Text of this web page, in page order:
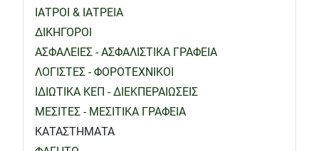
ΙΑΤΡΟΙ & ΙΑΤΡΕΙΑ
ΔΙΚΗΓΟΡΟΙ
ΑΣΦΑΛΕΙΕΣ - ΑΣΦΑΛΙΣΤΙΚΑ ΓΡΑΦΕΙΑ
ΛΟΓΙΣΤΕΣ - ΦΟΡΟΤΕΧΝΙΚΟΙ
ΙΔΙΩΤΙΚΑ ΚΕΠ - ΔΙΕΚΠΕΡΑΙΩΣΕΙΣ
ΜΕΣΙΤΕΣ - ΜΕΣΙΤΙΚΑ ΓΡΑΦΕΙΑ
ΚΑΤΑΣΤΗΜΑΤΑ